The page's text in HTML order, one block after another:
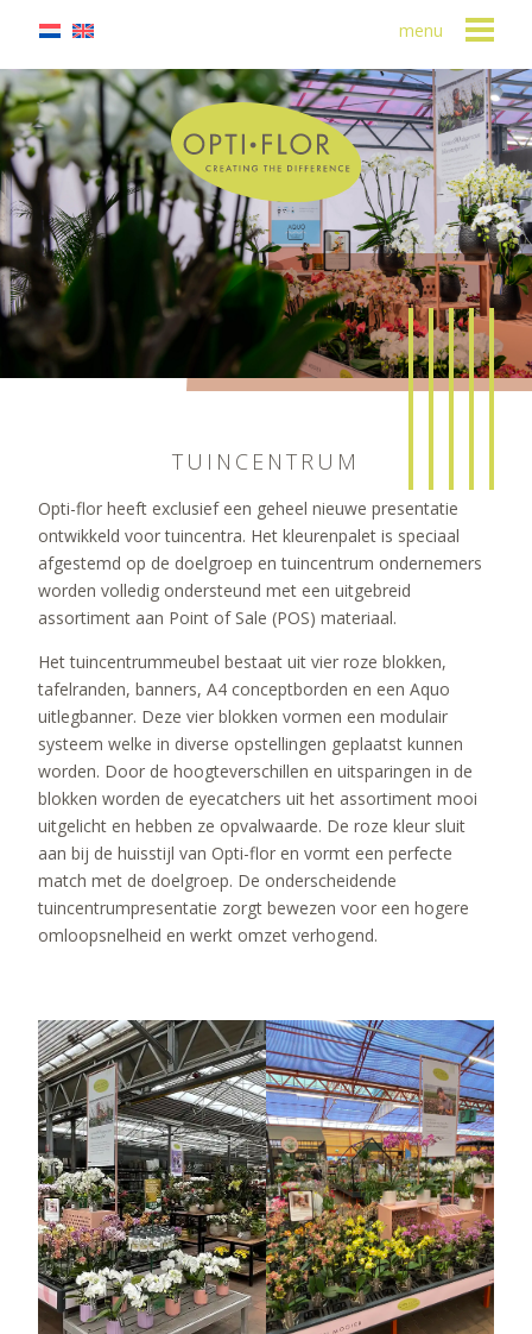
menu
TUINCENTRUM
Opti-flor heeft exclusief een geheel nieuwe presentatie
ontwikkeld voor tuincentra. Het kleurenpalet is speciaal
afgestemd op de doelgroep en tuincentrum ondernemers
worden volledig ondersteund met een uitgebreid
assortiment aan Point of Sale (POS) materiaal.
Het tuincentrummeubel bestaat uit vier roze blokken,
tafelranden, banners, A4 conceptborden en een Aquo
uitlegbanner. Deze vier blokken vormen een modulair
systeem welke in diverse opstellingen geplaatst kunnen
worden. Door de hoogteverschillen en uitsparingen in de
blokken worden de eyecatchers uit het assortiment mooi
uitgelicht en hebben ze opvalwaarde. De roze kleur sluit
aan bij de huisstijl van Opti-flor en vormt een perfecte
match met de doelgroep. De onderscheidende
tuincentrumpresentatie zorgt bewezen voor een hogere
omloopsnelheid en werkt omzet verhogend.